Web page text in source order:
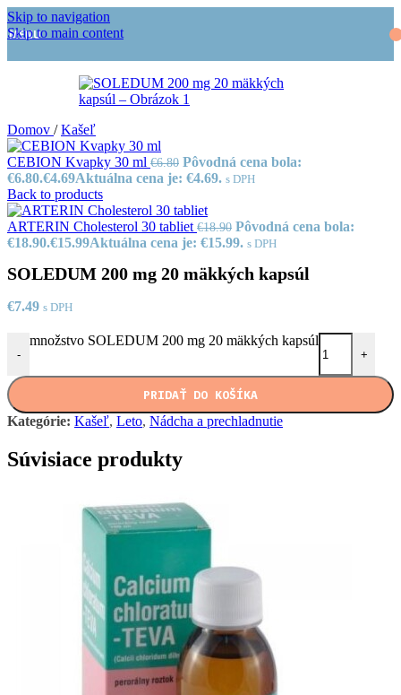
Skip to navigation
Skip to main content
MENU
Domov / Kašeľ
CEBION Kvapky 30 ml €6.80 Pôvodná cena bola:
€6.80.€4.69Aktuálna cena je: €4.69. s DPH
Back to products
ARTERIN Cholesterol 30 tabliet €18.90 Pôvodná cena bola:
€18.90.€15.99Aktuálna cena je: €15.99. s DPH
SOLEDUM 200 mg 20 mäkkých kapsúl
€7.49 s DPH
-
množstvo SOLEDUM 200 mg 20 mäkkých kapsúl
+
PRIDAŤ DO KOŠÍKA
Kategórie: Kašeľ, Leto, Nádcha a prechladnutie
Súvisiace produkty